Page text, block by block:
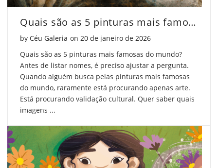
Quais são as 5 pinturas mais famosas do mundo?
by Céu Galeria on Posted on
20 de janeiro de 2026
Quais são as 5 pinturas mais famosas do mundo?
Antes de listar nomes, é preciso ajustar a pergunta.
Quando alguém busca pelas pinturas mais famosas
do mundo, raramente está procurando apenas arte.
Está procurando validação cultural. Quer saber quais
imagens ...